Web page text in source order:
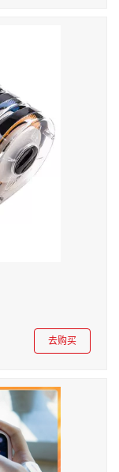
去购买